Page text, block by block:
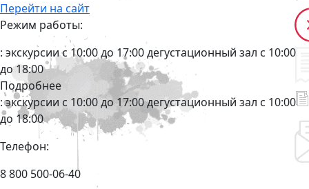
Перейти на сайт
Режим работы:
: экскурсии с 10:00 до 17:00 дегустационный зал с 10:00
до 18:00
Подробнее
: экскурсии с 10:00 до 17:00 дегустационный зал с 10:00
до 18:00
Телефон:
8 800 500-06-40